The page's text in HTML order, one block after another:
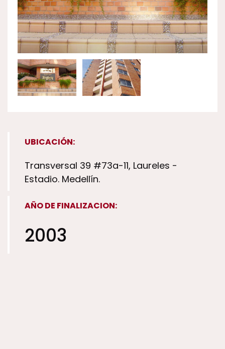
UBICACIÓN:
Transversal 39 #73a-11, Laureles -
Estadio. Medellín.
AÑO DE FINALIZACION:
2003